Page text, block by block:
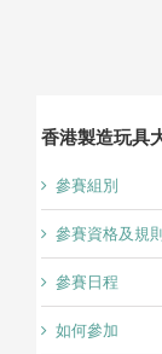
香港製造玩具
參賽組別
參賽資格及規則
參賽日程
如何參加